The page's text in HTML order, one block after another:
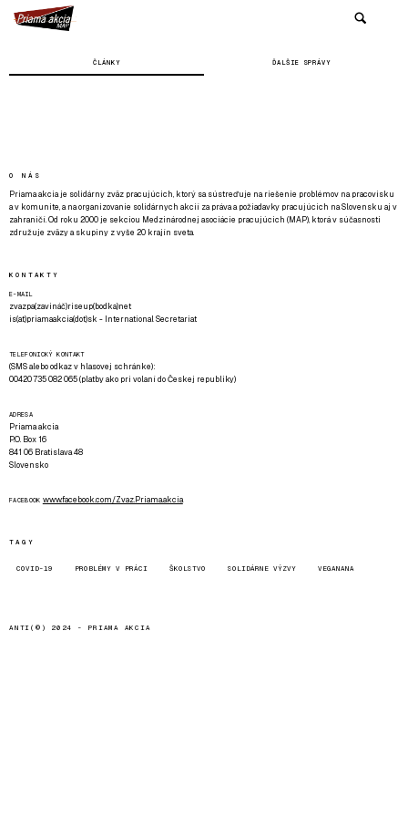
ČLÁNKY ĎALŠIE SPRÁVY
O NÁS
Priama akcia je solidárny zväz pracujúcich, ktorý sa sústreďuje na riešenie problémov na pracovisku
a v komunite, a na organizovanie solidárnych akcií za práva a požiadavky pracujúcich na Slovensku aj v
zahraničí. Od roku 2000 je sekciou Medzinárodnej asociácie pracujúcich (MAP), ktorá v súčasnosti
združuje zväzy a skupiny z vyše 20 krajín sveta.
KONTAKTY
E-MAIL
zvazpa(zavináč)riseup(bodka)net
is(at)priamaakcia(dot)sk - International Secretariat
TELEFONICKÝ KONTAKT
(SMS alebo odkaz v hlasovej schránke):
00420 735 082 065 (platby ako pri volaní do Českej republiky)
ADRESA
Priama akcia
P.O. Box 16
841 06 Bratislava 48
Slovensko
FACEBOOK www.facebook.com/Zvaz.Priama.akcia
TAGY
COVID-19 PROBLÉMY V PRÁCI ŠKOLSTVO SOLIDÁRNE VÝZVY VEGANANA
ANTI(©) 2024 - PRIAMA AKCIA